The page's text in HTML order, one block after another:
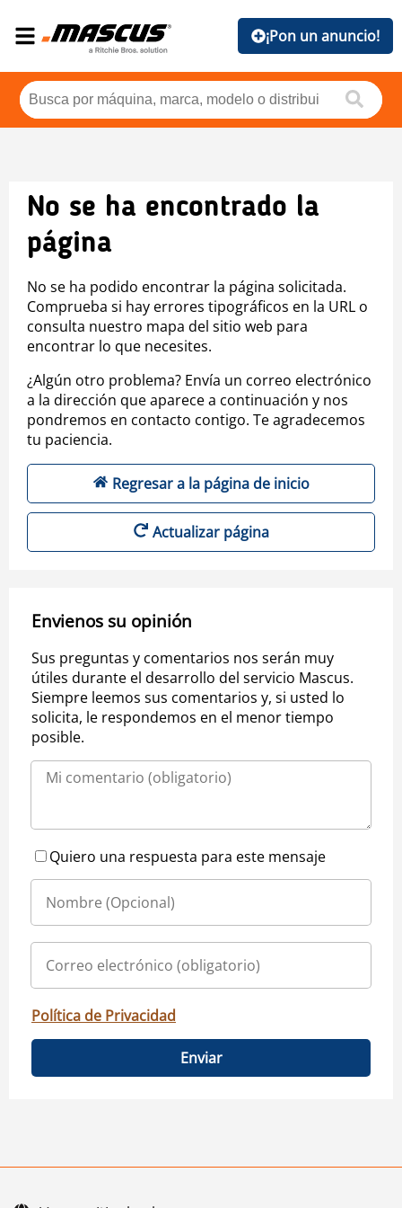
¡Pon un anuncio!
No se ha encontrado la
página
No se ha podido encontrar la página solicitada.
Comprueba si hay errores tipográficos en la URL o
consulta nuestro mapa del sitio web para
encontrar lo que necesites.
¿Algún otro problema? Envía un correo electrónico
a la dirección que aparece a continuación y nos
pondremos en contacto contigo. Te agradecemos
tu paciencia.
Regresar a la página de inicio
Actualizar página
Envienos su opinión
Sus preguntas y comentarios nos serán muy
útiles durante el desarrollo del servicio Mascus.
Siempre leemos sus comentarios y, si usted lo
solicita, le respondemos en el menor tiempo
posible.
Quiero una respuesta para este mensaje
Política de Privacidad
Enviar